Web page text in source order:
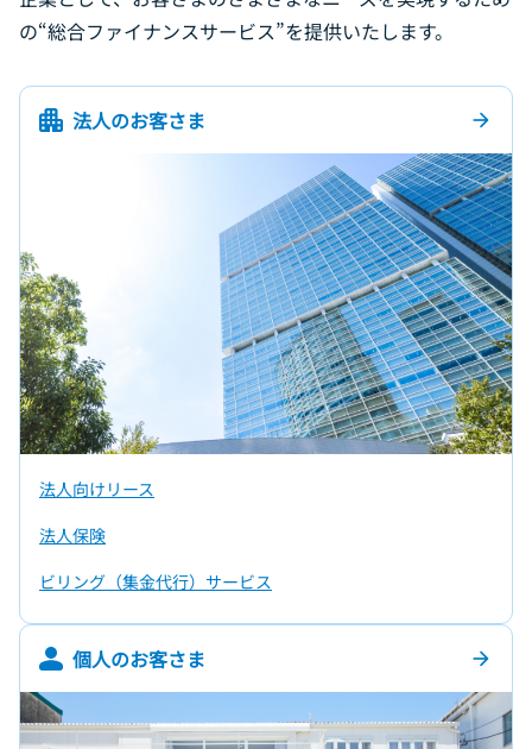
の“総合ファイナンスサービス”を提供いたします。
法人のお客さま arrow_forward
法人向けリース
法人保険
ビリング（集金代行）サービス
個人のお客さま arrow_forward